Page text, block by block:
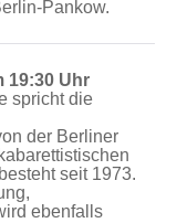
Pankow.
19:30 Uhr
spricht die
der Berliner
seit 1973.
ebenfalls